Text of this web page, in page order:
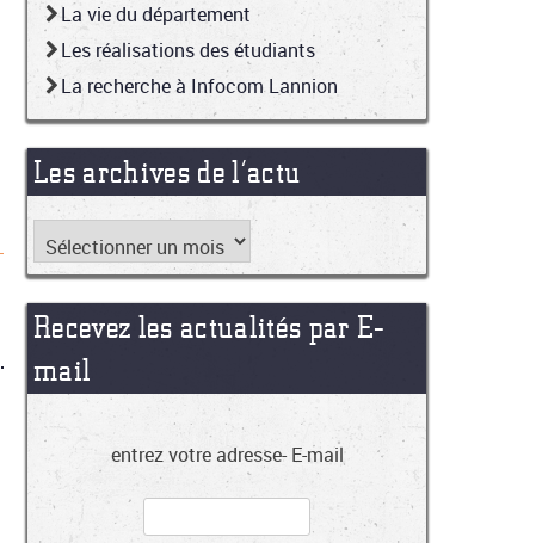
La vie du département
Les réalisations des étudiants
La recherche à Infocom Lannion
Les archives de l’actu
Recevez les actualités par E-
mail
entrez votre adresse- E-mail